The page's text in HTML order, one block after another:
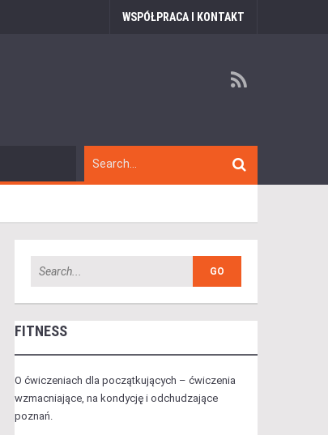
WSPÓŁPRACA I KONTAKT
FITNESS
O ćwiczeniach dla początkujących – ćwiczenia
wzmacniające, na kondycję i odchudzające
poznań.